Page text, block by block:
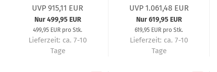
2,5 kW R32 – Multisplit-
Klimaanlage
UVP 915,11 EUR
Nur 499,95 EUR
499,95 EUR pro Stk.
Lieferzeit: ca. 7-10
Tage
3,5 kW R32 – Multisplit-
Klimaanlage
UVP 1.061,48 EUR
Nur 619,95 EUR
619,95 EUR pro Stk.
Lieferzeit: ca. 7-10
Tage